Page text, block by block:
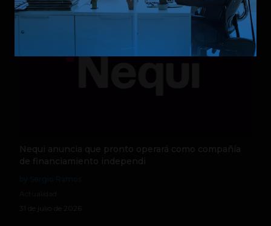
Nequi anuncia que pronto operará como compañía
de financiamiento independi
31 de julio de 2026